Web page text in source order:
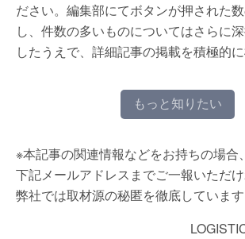
ださい。編集部にてボタンが押された
し、件数の多いものについてはさらに
したうえで、詳細記事の掲載を積極的に
もっと知りたい
※本記事の関連情報などをお持ちの場合
下記メールアドレスまでご一報いただけ
弊社では取材源の秘匿を徹底しています